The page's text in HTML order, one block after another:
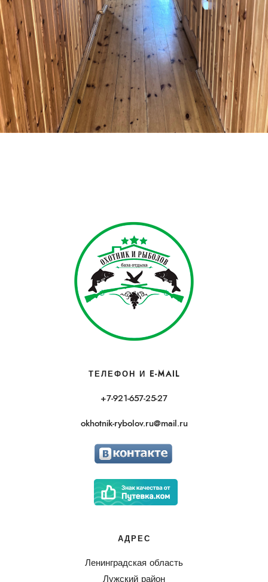
ТЕЛЕФОН И E-MAIL
+7-921-657-25-27
okhotnik-rybolov.ru@mail.ru
АДРЕС
Ленинградская область
Лужский район